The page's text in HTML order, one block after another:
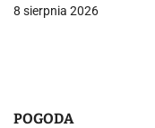
u
8 sierpnia 2026
POGODA